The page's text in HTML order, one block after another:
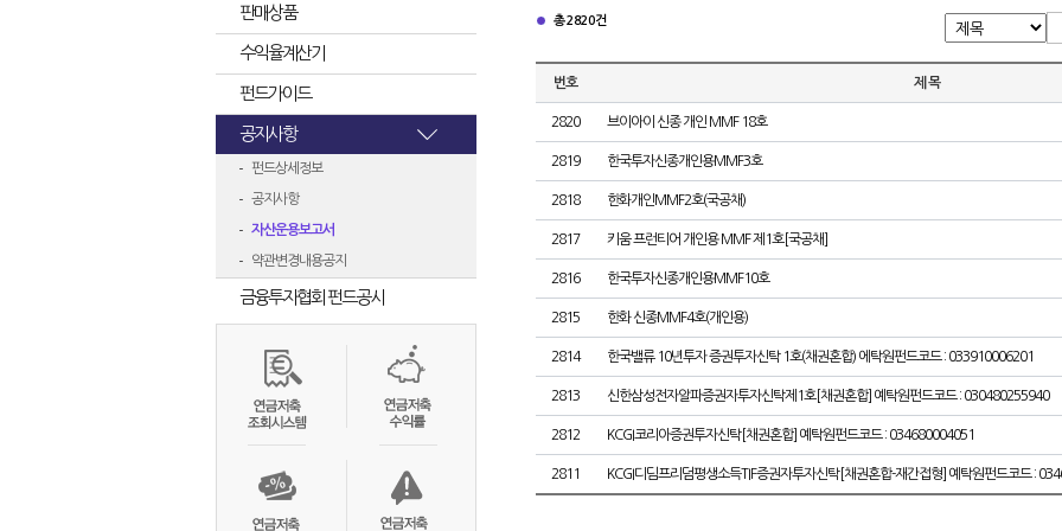
판매상품
수익율계산기
펀드가이드
공지사항
펀드상세정보
공지사항
자산운용보고서
약관변경내용공지
금융투자협회 펀드공시
총 2820건
번호 제 목
2820 브이아이 신종 개인 MMF 18호
2819 한국투자신종개인용MMF3호
2818 한화개인MMF2호(국공채)
2817 키움 프런티어 개인용 MMF 제1호[국공채]
2816 한국투자신종개인용MMF10호
2815 한화 신종MMF4호(개인용)
2814 한국밸류 10년투자 증권투자신탁 1호(채권혼합) 에탁원펀드코드 : 033910006201
2813 신한삼성전자알파증권자투자신탁제1호[채권혼합] 예탁원펀드코드 : 030480255940
2812 KCGI코리아증권투자신탁[채권혼합] 예탁원펀드코드 : 034680004051
2811 KCGI디딤프리덤평생소득TIF증권자투자신탁[채권혼합-재간접형] 예탁원펀드코드 :